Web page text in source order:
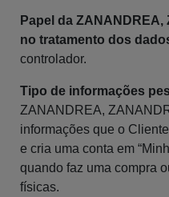
Papel da ZANANDREA,
no tratamento dos
controlador.
Tipo de informações
ZANANDREA,
informações que o
e cria uma conta em
quando faz uma compra
físicas.